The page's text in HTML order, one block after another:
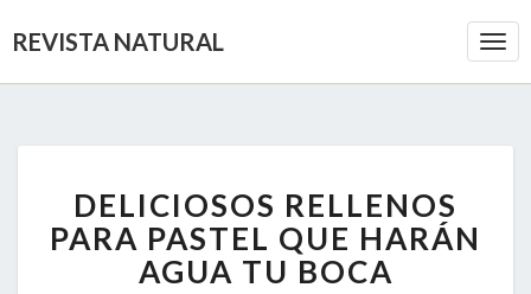
REVISTA NATURAL
RELLENOS
PARA
PASTEL
QUE
DELICIOSOS RELLENOS
PARA PASTEL QUE HARÁN
AGUA TU BOCA